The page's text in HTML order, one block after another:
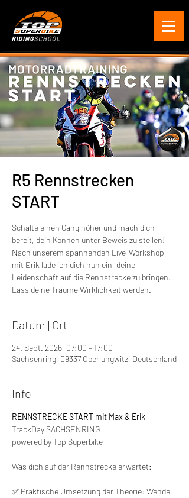
R5 Rennstrecken
START
Schalte einen Gang höher​ und mach dich
bereit, dein Können unter Beweis zu stellen!
Nach unserem spannenden Live-Workshop
mit Erik lade ich dich nun ein, deine
Leidenschaft auf die Rennstrecke zu bringen.
Lass deine Träume Wirklichkeit werden.
Datum | Ort
24. Sept. 2026, 07:00 – 17:00
Sachsenring, 09337 Oberlungwitz, Deutschland
Info
RENNSTRECKE START mit Max & Erik
TrackDay SACHSENRING
powered by Top Superbike
Was dich auf der Rennstrecke erwartet:
✅ Praktische Umsetzung der Theorie: Wende